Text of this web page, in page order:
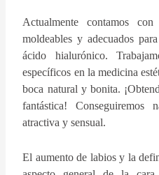
Actualmente contamos
moldeables y adecuados
ácido hialurónico.
específicos en la medicina
boca natural y bonita.
fantástica! Conseguiremos
atractiva y sensual.
El aumento de labios y la